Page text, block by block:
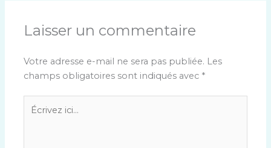
Laisser un commentaire
Votre adresse e-mail ne sera pas publiée. Les
champs obligatoires sont indiqués avec *
Écrivez